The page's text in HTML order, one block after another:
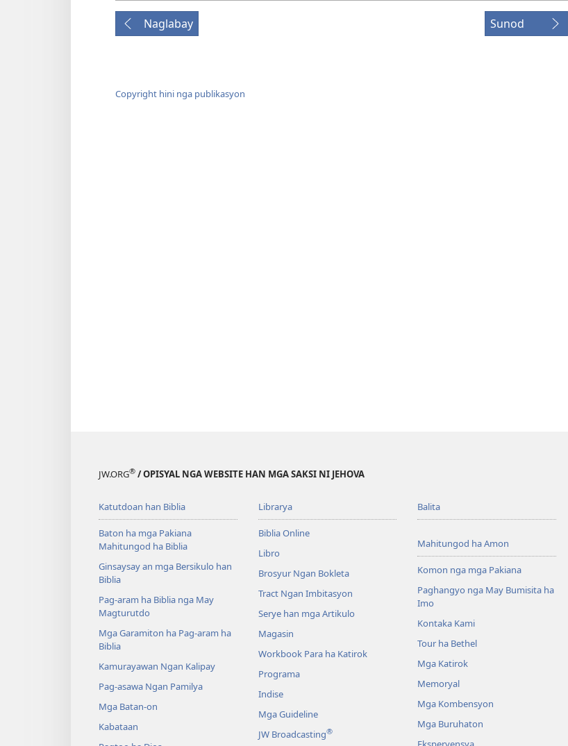
Naglabay Sunod
Copyright hini nga publikasyon
JW.ORG® / OPISYAL NGA WEBSITE HAN MGA SAKSI NI JEHOVA
Katutdoan han Biblia
Baton ha mga Pakiana
Mahitungod ha Biblia
Ginsaysay an mga Bersikulo han
Biblia
Pag-aram ha Biblia nga May
Magturutdo
Mga Garamiton ha Pag-aram ha
Biblia
Kamurayawan Ngan Kalipay
Pag-asawa Ngan Pamilya
Mga Batan-on
Kabataan
Librarya
Biblia Online
Libro
Brosyur Ngan Bokleta
Tract Ngan Imbitasyon
Serye han mga Artikulo
Magasin
Workbook Para ha Katirok
Programa
Indise
Mga Guideline
JW Broadcasting®
Balita
Mahitungod ha Amon
Komon nga mga Pakiana
Paghangyo nga May Bumisita ha
Imo
Kontaka Kami
Tour ha Bethel
Mga Katirok
Memoryal
Mga Kombensyon
Mga Buruhaton